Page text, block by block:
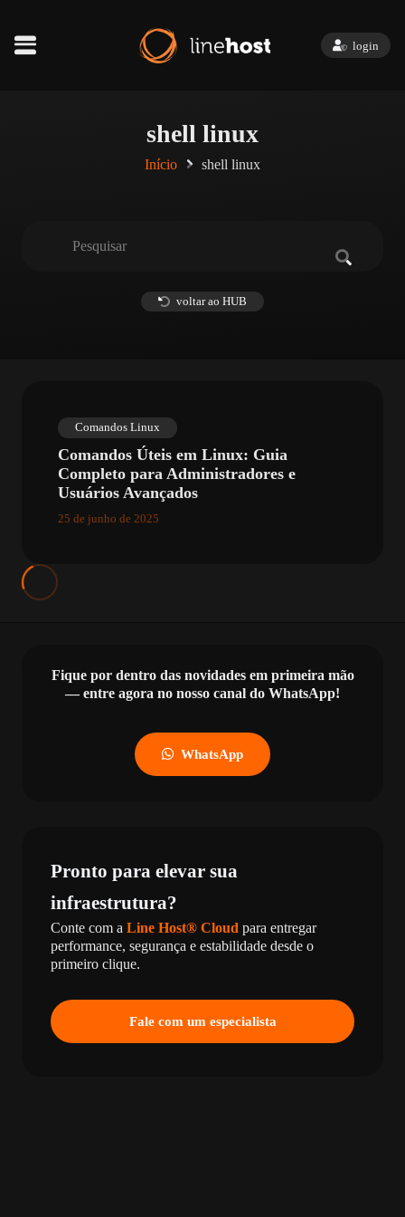
login
shell linux
Início shell linux
voltar ao HUB
Comandos Linux
Comandos Úteis em Linux: Guia
Completo para Administradores e
Usuários Avançados
25 de junho de 2025
Fique por dentro das novidades em primeira mão
— entre agora no nosso canal do WhatsApp!
WhatsApp
Pronto para elevar sua
infraestrutura?
Conte com a Line Host® Cloud para entregar
performance, segurança e estabilidade desde o
primeiro clique.
Fale com um especialista